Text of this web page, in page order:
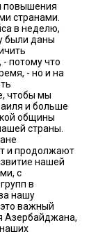
повышения
странами.
в неделю,
были даны
- потому что
- но и на
чтобы мы
и больше
общины
страны.
и продолжают
нашей
с
в
нашу
важный
Азербайджана,